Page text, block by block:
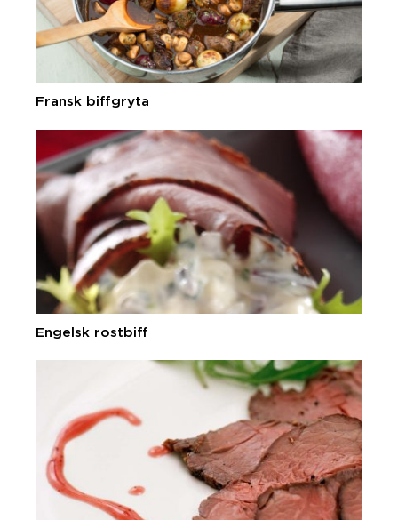
Fransk biffgryta
Engelsk rostbiff